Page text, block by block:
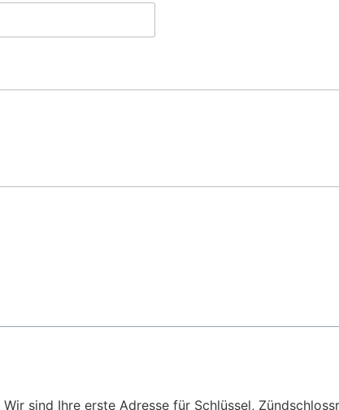
sind Ihre erste Adresse für Schlüssel,